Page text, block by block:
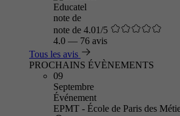
Educatel
note de
note de 4.01/5
4.0 — 76 avis
Tous les avis
PROCHAINS ÉVÈNEMENTS
09
Septembre
Événement
EPMT - École de Paris des